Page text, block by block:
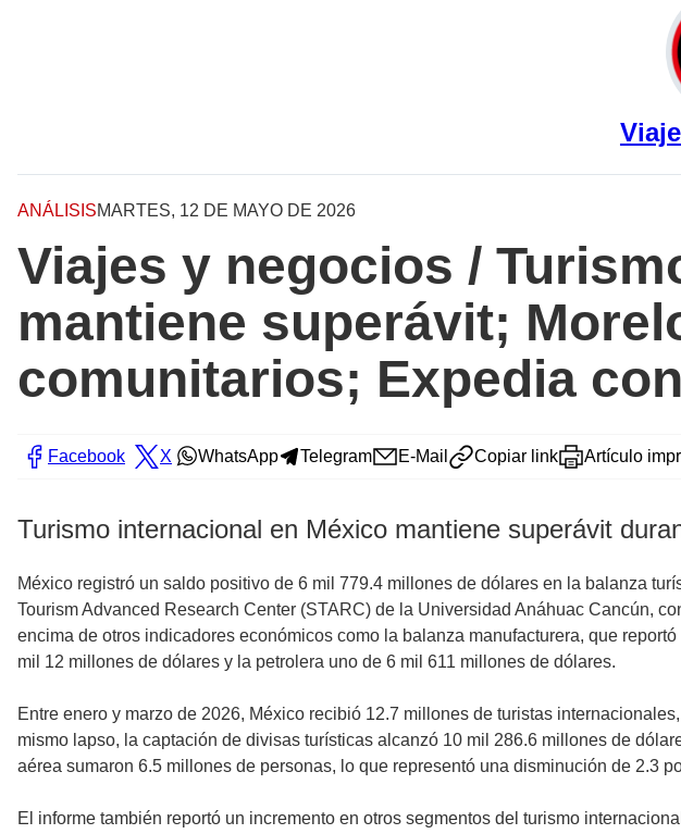
ANÁLISISMARTES, 12 DE MAYO DE 2026
Viajes y negocios /
mantiene superávit;
comunitarios; Expedia
Facebook X WhatsApp Telegram E-Mail Copiar link Artículo
Turismo internacional en México mantiene superávit
México registró un saldo positivo de 6 mil 779.4 millones de dólares en la balanza
Tourism Advanced Research Center (STARC) de la Universidad Anáhuac Cancún,
encima de otros indicadores económicos como la balanza manufacturera, que
mil 12 millones de dólares y la petrolera uno de 6 mil 611 millones de dólares.
Entre enero y marzo de 2026, México recibió 12.7 millones de turistas
mismo lapso, la captación de divisas turísticas alcanzó 10 mil 286.6 millones de
aérea sumaron 6.5 millones de personas, lo que representó una disminución de 2.3
El informe también reportó un incremento en otros segmentos del turismo